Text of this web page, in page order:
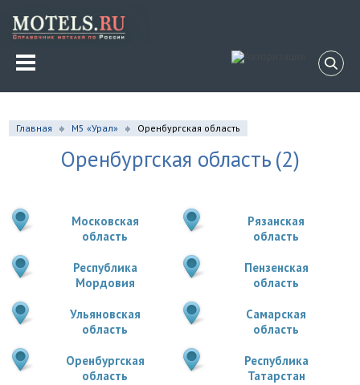
Главная М5 «Урал» Оренбургская область
Оренбургская область (2)
Московская
область
Рязанская
область
Республика
Мордовия
Пензенская
область
Ульяновская
область
Самарская
область
Оренбургская
область
Республика
Татарстан